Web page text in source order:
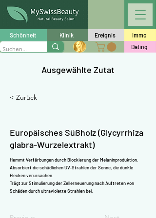
Schönheit Klinik Ereignis
Immo
Dating
Ausgewählte Zutat
< Zurück
Europäisches Süßholz (Glycyrrhiza
glabra-Wurzelextrakt)
Hemmt Verfärbungen durch Blockierung der Melaninproduktion.
Absorbiert die schädlichen UV-Strahlen der Sonne, die dunkle
Flecken verursachen.
Trägt zur Stimulierung der Zellerneuerung nach Auftreten von
Schäden durch ultraviolette Strahlen bei.